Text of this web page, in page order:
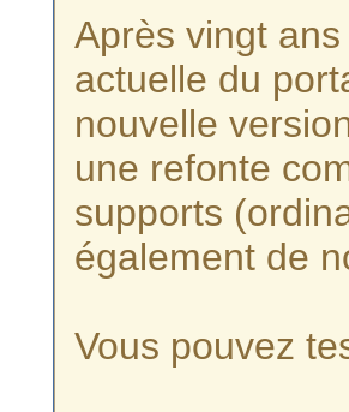
Après vingt
actuelle du
nouvelle
une refonte
supports
également de
Vous pouvez